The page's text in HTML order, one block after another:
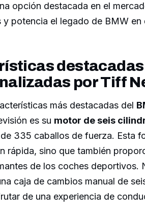
opción destacada en el
y potencia el legado de BMW
destacadas
por Tiff
más destacadas del
es su motor de seis
335 caballos de fuerza. Esta
rápida, sino que también
de los coches
caja de cambios manual de
de una experiencia de